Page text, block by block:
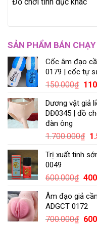
Đồ chơi tình dục khác
SẢN PHẨM BÁN CHẠY
Cốc âm đạo
0179 | cốc tự
150.000₫
Dương vật giả
DĐ0345 | đồ
đàn ông
1.700.000₫
Trị xuất tinh
0049
600.000₫
Âm đạo giả
ADGCT 0172
700.000₫